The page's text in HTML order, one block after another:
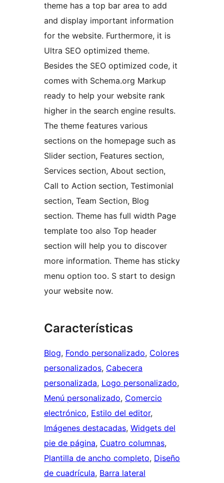
theme has a top bar area to add
and display important information
for the website. Furthermore, it is
Ultra SEO optimized theme.
Besides the SEO optimized code, it
comes with Schema.org Markup
ready to help your website rank
higher in the search engine results.
The theme features various
sections on the homepage such as
Slider section, Features section,
Services section, About section,
Call to Action section, Testimonial
section, Team Section, Blog
section. Theme has full width Page
template too also Top header
section will help you to discover
more information. Theme has sticky
menu option too. S start to design
your website now.
Características
Blog, Fondo personalizado, Colores
personalizados, Cabecera
personalizada, Logo personalizado
Menú personalizado, Comercio
electrónico, Estilo del editor
Imágenes destacadas, Widgets del
pie de página, Cuatro columnas
Plantilla de ancho completo, Diseño
de cuadrícula, Barra lateral